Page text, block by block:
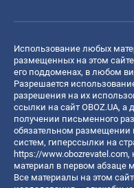
Использование любых
размещенных на этом сайте
его поддоменах, в любом
Разрешается
разрешения на их
ссылки на сайт OBOZ.UA, а
получении письменного
обязательном размещении
систем, гиперссылки на
https://www.obozrevatel.com,
материал в первом абзаце
Все материалы на этом